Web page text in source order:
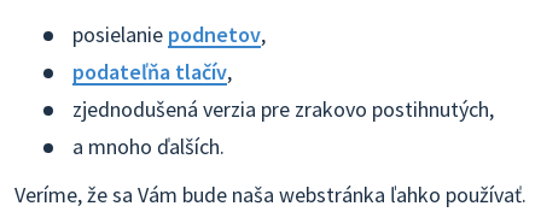
posielanie podnetov,
podateľňa tlačív,
zjednodušená verzia pre zrakovo postihnutých,
a mnoho ďalších.
Veríme, že sa Vám bude naša webstránka ľahko používať.